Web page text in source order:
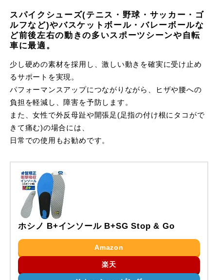
スパイクシューズ(テニス・野球・サッカー・ゴ
ルフなど)やバスケットボール・バレーボールな
ど前後左右の動きの多いスポーツシーンや自転
車に最適。
少し硬めの素材を採用し、激しい動きを確実に受け止め
るサポートを実現。
パフォーマンスアップにつながりながら、ヒザや腰への
負担を軽減し、障害を予防します。
また、女性で外反母趾や開張足(足指の付け根にタコがで
きて痛む)の場合には、
日常での使用もお勧めです。
ホシノ B+インソール B+SG Stop & Go
Amazon
楽天